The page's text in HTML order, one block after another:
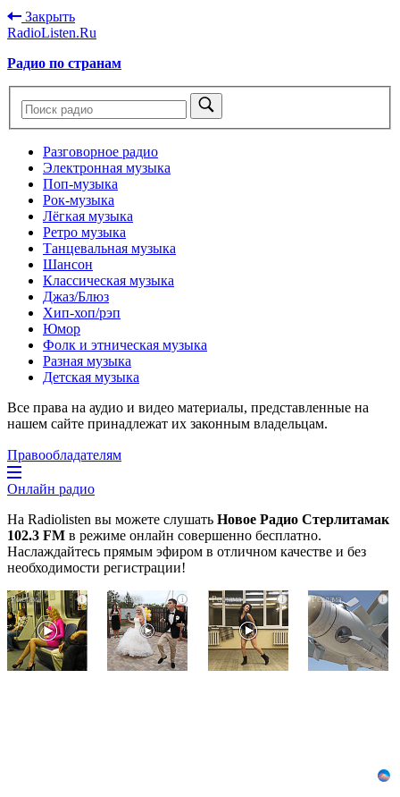
Закрыть
RadioListen.Ru
Радио по странам
Разговорное радио
Электронная музыка
Поп-музыка
Рок-музыка
Лёгкая музыка
Ретро музыка
Танцевальная музыка
Шансон
Классическая музыка
Джаз/Блюз
Хип-хоп/рэп
Юмор
Фолк и этническая музыка
Разная музыка
Детская музыка
Все права на аудио и видео материалы, представленные на
нашем сайте принадлежат их законным владельцам.
Правообладателям
Онлайн радио
На Radiolisten вы можете слушать Новое Радио Стерлитамак
102.3 FM в режиме онлайн совершенно бесплатно.
Наслаждайтесь прямым эфиром в отличном качестве и без
необходимости регистрации!
i
Королева
вагона
отожгла!
Видео
i
Этот
танец
невесты
оставит
вас
i
Ролик
Омска:
вы
будете
i